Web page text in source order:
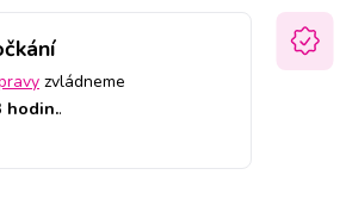
zvládneme
hodin..